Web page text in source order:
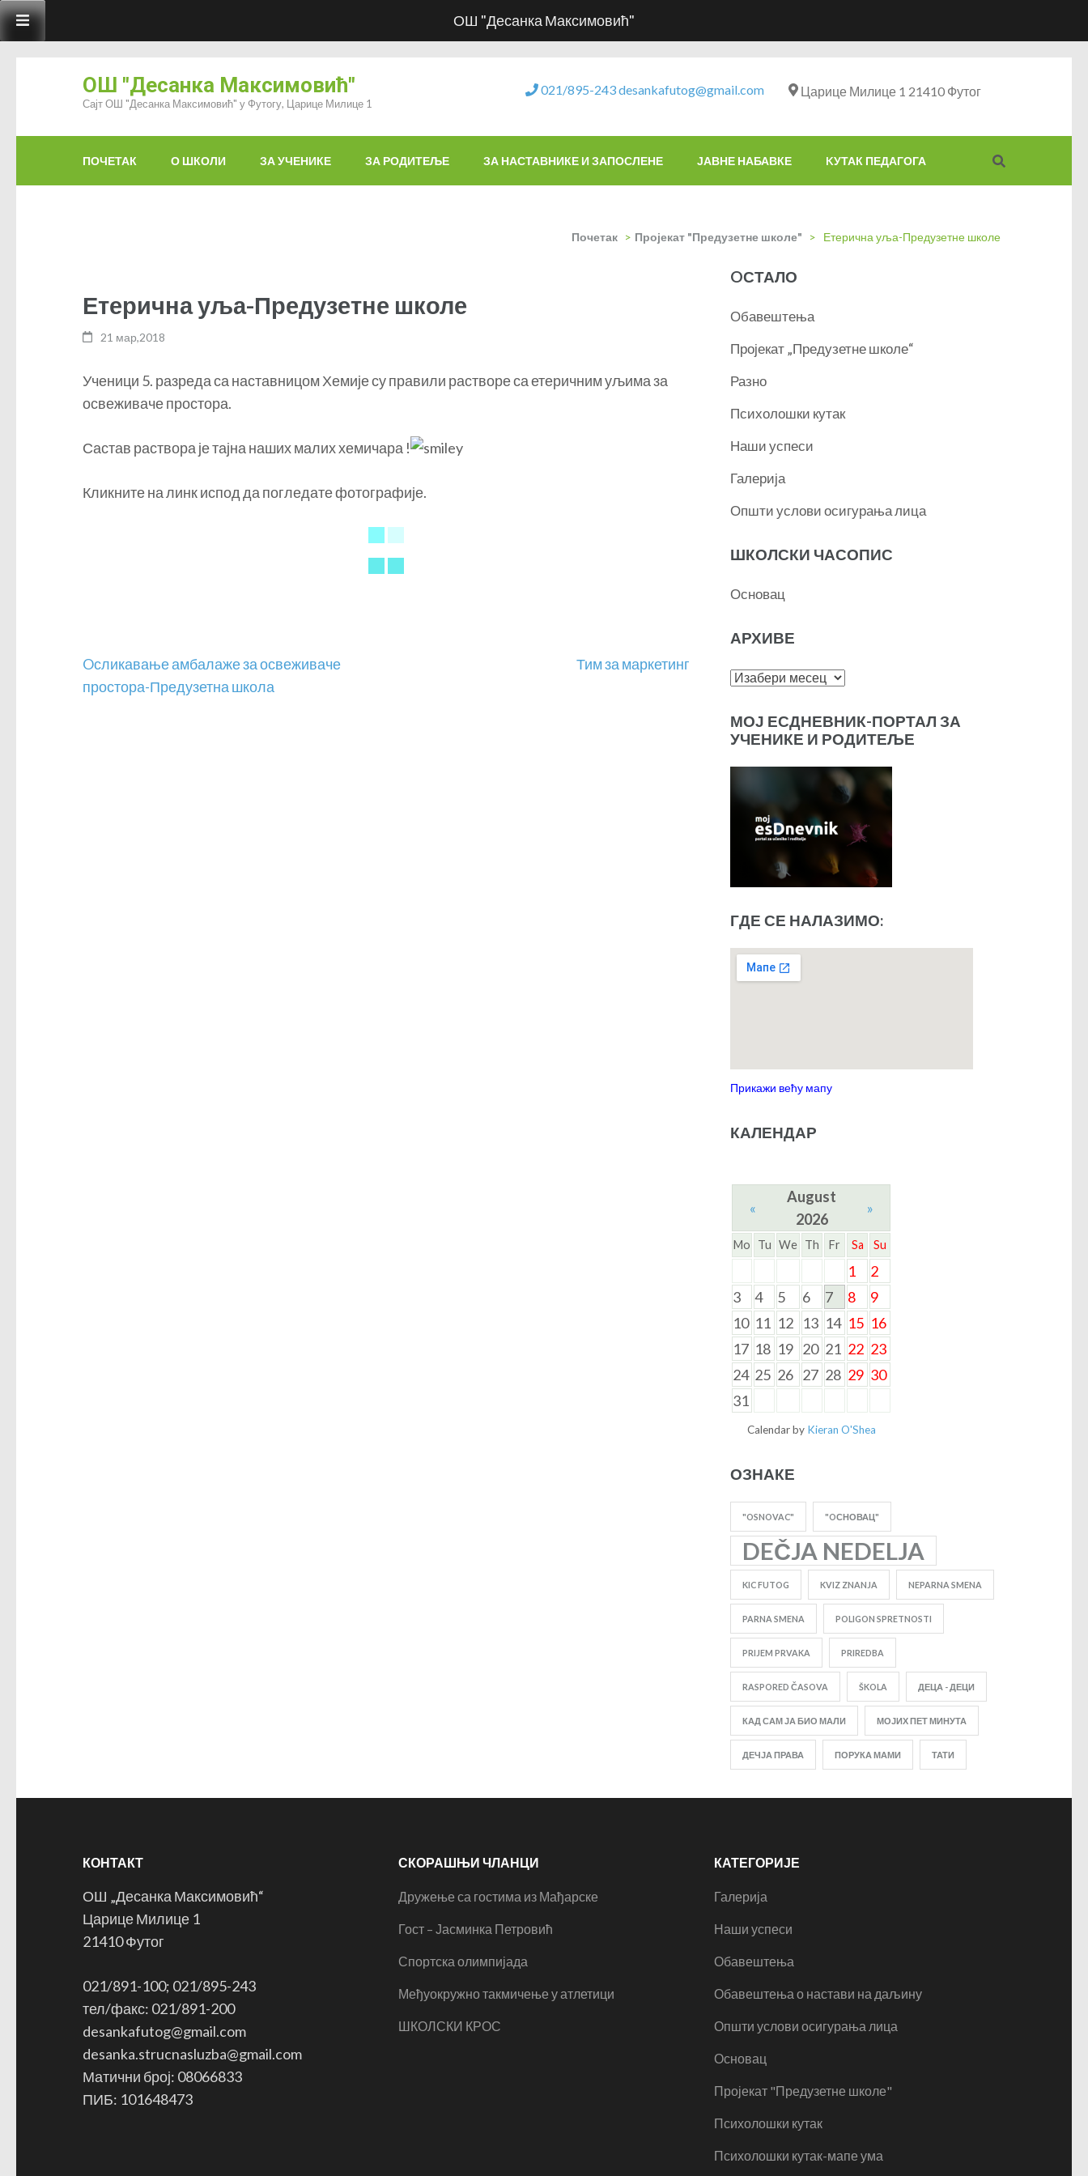
ОШ "Десанка Максимовић"
Сајт ОШ "Десанка Максимовић" у Футогу, Царице Милице 1
Царице Милице 1 21410 Футог
021/895-243desankafutog@gmail.com
ПОЧЕТАК О ШКОЛИ ЗА УЧЕНИКЕ ЗА РОДИТЕЉЕ ЗА НАСТАВНИКЕ И ЗАПОСЛЕНЕ ЈАВНЕ НАБАВКЕ KУТАК ПЕДАГОГА
Почетак > Пројекат "Предузетне школе" > Етерична уља-Предузетне школе
Етерична уља-Предузетне школе
21 мар,2018
Ученици 5. разреда са наставницом Хемије су правили растворе са етеричним уљима за
освеживаче простора.
Састав раствора је тајна наших малих хемичара !
Кликните на линк испод да погледате фотографије.
Кретање
чланка
Oсликавање амбалаже за освеживаче
простора-Предузетна школа
Тим за маркетинг
OСТАЛО
Обавештења
Пројекат „Предузетне школе“
Разно
Психолошки кутак
Наши успеси
Галерија
Општи услови осигурања лица
ШКОЛСКИ ЧАСОПИС
Основац
АРХИВЕ
Архиве
МОЈ ЕСДНЕВНИК-ПОРТАЛ ЗА
УЧЕНИКЕ И РОДИТЕЉЕ
ГДЕ СЕ НАЛАЗИМО:
Прикажи већу мапу
КАЛЕНДАР
«
August
2026
»
Mo Tu We Th Fr Sa Su
1
2
3
4 5 6 7 8
9
10 11 12 13 14 15 16
17 18 19 20 21 22 23
24 25 26 27 28 29 30
31
Calendar by Kieran O'Shea
ОЗНАКЕ
"OSNOVAC" "OСНОВАЦ"
DEČJA NEDELJA
KIC FUTOG KVIZ ZNANJA NEPARNA SMENA
PARNA SMENA POLIGON SPRETNOSTI
PRIJEM PRVAKA PRIREDBA
RASPORED ČASOVA ŠKOLA ДЕЦА - ДЕЦИ
КАД САМ ЈА БИО МАЛИ МОЈИХ ПЕТ МИНУТА
ДЕЧЈА ПРАВА ПОРУКА МАМИ ТАТИ
КОНТАКТ
ОШ „Десанка Максимовић“
Царице Милице 1
21410 Футог
021/891-100; 021/895-243
тел/факс: 021/891-200
desankafutog@gmail.com
desanka.strucnasluzba@gmail.com
Матични број: 08066833
ПИБ: 101648473
СКОРАШЊИ ЧЛАНЦИ
Дружење са гостима из Мађарске
Гост – Јасминка Петровић
Спортска олимпијада
Међуокружно такмичење у атлетици
ШКОЛСКИ КРОС
КАТЕГОРИЈЕ
Галерија
Наши успеси
Обавештења
Обавештења о настави на даљину
Општи услови осигурања лица
Основац
Пројекат "Предузетне школе"
Психолошки кутак
Психолошки кутак-мапе ума
ОШ "Десанка Максимовић"